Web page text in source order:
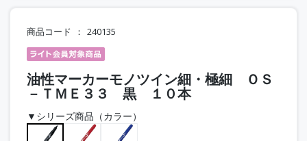
商品コード 240135
油性マーカーモノツイン細・極細 ＯＳ
－ＴＭＥ３３ 黒 １０本
▼シリーズ商品（カラー）